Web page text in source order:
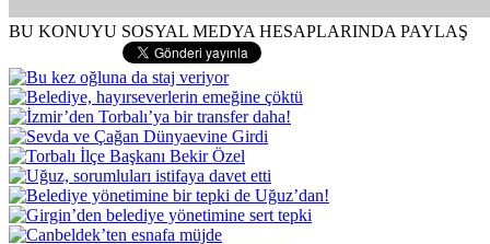
BU KONUYU SOSYAL MEDYA HESAPLARINDA PAYLAŞ